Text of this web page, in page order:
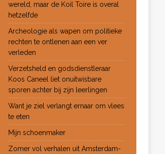
wereld, maar de Koil Toire is overal
hetzelfde
Archeologie als wapen om politieke
rechten te ontlenen aan een ver
verleden
Verzetsheld en godsdienstleraar
Koos Caneel liet onuitwisbare
sporen achter bij zijn leerlingen
Want je ziel verlangt ernaar om vlees
te eten
Mijn schoenmaker
Zomer vol verhalen uit Amsterdam-